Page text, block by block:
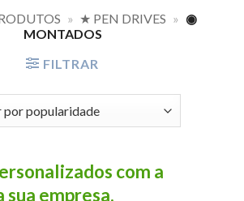
» ★ PEN DRIVES » ◉
MONTADOS
FILTRAR
com a
sua empresa.